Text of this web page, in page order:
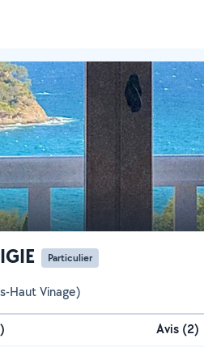
Particulier
Haut Vinage)
) Avis (2)